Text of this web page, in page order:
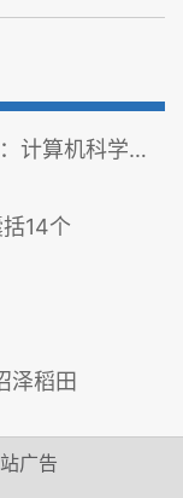
算机科学居首
14个
泽稻田
广告